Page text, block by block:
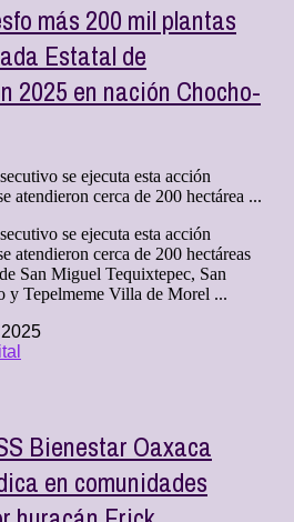
más 200 mil plantas
Estatal de
2025 en nación Chocho-
se ejecuta esta acción
atendieron cerca de 200 hectárea ...
se ejecuta esta acción
atendieron cerca de 200 hectáreas
San Miguel Tequixtepec, San
y Tepelmeme Villa de Morel ...
Bienestar Oaxaca
en comunidades